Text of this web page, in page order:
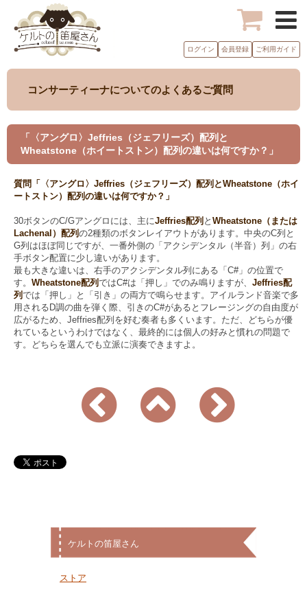
ログイン 会員登録 ご利用ガイド
コンサーティーナについてのよくあるご質問
「〈アングロ〉Jeffries（ジェフリーズ）配列と
Wheatstone（ホイートストン）配列の違いは何ですか？」
質問「〈アングロ〉Jeffries（ジェフリーズ）配列とWheatstone（ホイ
ートストン）配列の違いは何ですか？」
30ボタンのC/Gアングロには、主にJeffries配列 と Wheatstone（または
Lachenal）配列 の2種類のボタンレイアウトがあります。中央のC列と
G列はほぼ同じですが、一番外側の「アクシデンタル（半音）列」の右
手ボタン配置に少し違いがあります。
最も大きな違いは、右手のアクシデンタル列にある「C#」の位置で
す。 Wheatstone配列 ではC#は「押し」でのみ鳴りますが、 Jeffries配
列 では「押し」と「引き」の両方で鳴らせます。アイルランド音楽で多
用されるD調の曲を弾く際、引きのC#があるとフレージングの自由度が
広がるため、Jeffries配列を好む奏者も多くいます。ただ、どちらが優
れているというわけではなく、最終的には個人の好みと慣れの問題で
す。どちらを選んでも立派に演奏できますよ。
ケルトの笛屋さん
ストア